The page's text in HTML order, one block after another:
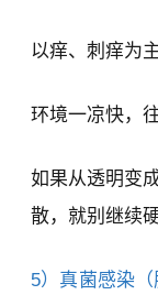
以痒、刺痒为
环境一凉快，
如果从透明变
散，就别继续
5）真菌感染